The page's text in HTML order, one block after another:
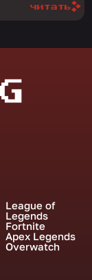
читать
League of
Legends
Fortnite
Apex Legends
Overwatch